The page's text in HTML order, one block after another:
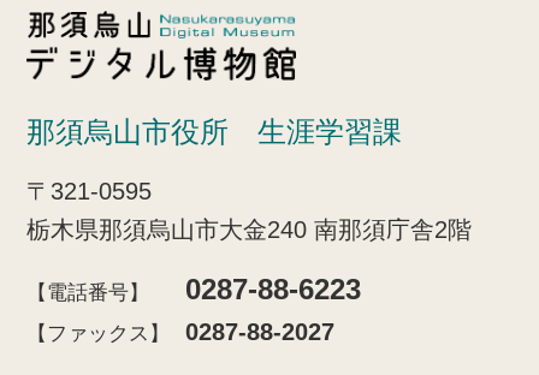
那須烏山市役所 生涯学習課
〒321-0595
栃木県那須烏山市大金240 南那須庁舎2階
【電話番号】 0287-88-6223
【ファックス】 0287-88-2027